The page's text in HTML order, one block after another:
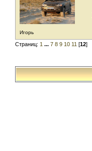
Игорь
Страниц: 1 ... 7 8 9 10 11 [12]